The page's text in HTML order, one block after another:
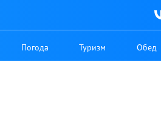
Погода Туризм Обед